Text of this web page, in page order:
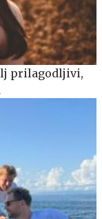
prilagodljivi,